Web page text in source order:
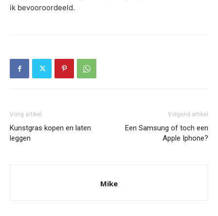
ik bevooroordeeld.
Vorig artikel
Kunstgras kopen en laten
leggen
Volgend artikel
Een Samsung of toch een
Apple Iphone?
Mike